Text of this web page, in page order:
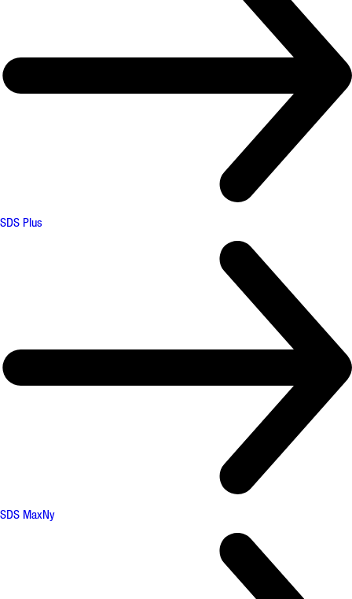
SDS Plus
SDS MaxNy